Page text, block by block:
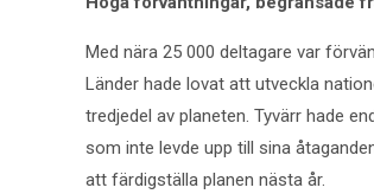
Med nära 25 000 deltagare var
Länder hade lovat att utveckla
tredjedel av planeten. Tyvärr hade
som inte levde upp till sina
att färdigställa planen nästa år.